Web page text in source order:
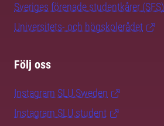
Sveriges förenade studentkårer (SFS)
Universitets- och högskolerådet
Följ oss
Instagram SLU.Sweden
Instagram SLU.student